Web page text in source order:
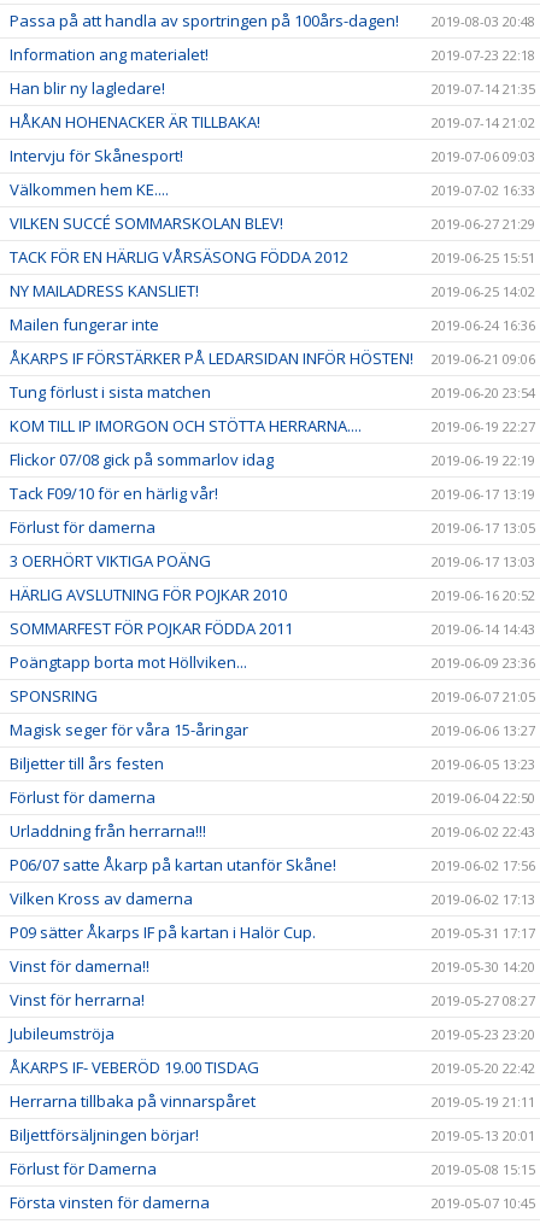
Passa på att handla av sportringen på 100års-dagen! 2019-08-03 20:48
Information ang materialet! 2019-07-23 22:18
Han blir ny lagledare! 2019-07-14 21:35
HÅKAN HOHENACKER ÄR TILLBAKA! 2019-07-14 21:02
Intervju för Skånesport! 2019-07-06 09:03
Välkommen hem KE.... 2019-07-02 16:33
VILKEN SUCCÉ SOMMARSKOLAN BLEV! 2019-06-27 21:29
TACK FÖR EN HÄRLIG VÅRSÄSONG FÖDDA 2012 2019-06-25 15:51
NY MAILADRESS KANSLIET! 2019-06-25 14:02
Mailen fungerar inte 2019-06-24 16:36
ÅKARPS IF FÖRSTÄRKER PÅ LEDARSIDAN INFÖR HÖSTEN! 2019-06-21 09:06
Tung förlust i sista matchen 2019-06-20 23:54
KOM TILL IP IMORGON OCH STÖTTA HERRARNA.... 2019-06-19 22:27
Flickor 07/08 gick på sommarlov idag 2019-06-19 22:19
Tack F09/10 för en härlig vår! 2019-06-17 13:19
Förlust för damerna 2019-06-17 13:05
3 OERHÖRT VIKTIGA POÄNG 2019-06-17 13:03
HÄRLIG AVSLUTNING FÖR POJKAR 2010 2019-06-16 20:52
SOMMARFEST FÖR POJKAR FÖDDA 2011 2019-06-14 14:43
Poängtapp borta mot Höllviken... 2019-06-09 23:36
SPONSRING 2019-06-07 21:05
Magisk seger för våra 15-åringar 2019-06-06 13:27
Biljetter till års festen 2019-06-05 13:23
Förlust för damerna 2019-06-04 22:50
Urladdning från herrarna!!! 2019-06-02 22:43
P06/07 satte Åkarp på kartan utanför Skåne! 2019-06-02 17:56
Vilken Kross av damerna 2019-06-02 17:13
P09 sätter Åkarps IF på kartan i Halör Cup. 2019-05-31 17:17
Vinst för damerna!! 2019-05-30 14:20
Vinst för herrarna! 2019-05-27 08:27
Jubileumströja 2019-05-23 23:20
ÅKARPS IF- VEBERÖD 19.00 TISDAG 2019-05-20 22:42
Herrarna tillbaka på vinnarspåret 2019-05-19 21:11
Biljettförsäljningen börjar! 2019-05-13 20:01
Förlust för Damerna 2019-05-08 15:15
Första vinsten för damerna 2019-05-07 10:45